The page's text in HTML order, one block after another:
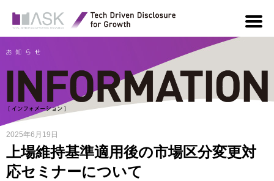
2025年6月19日
上場維持基準適用後の市場区分変更対
応セミナーについて